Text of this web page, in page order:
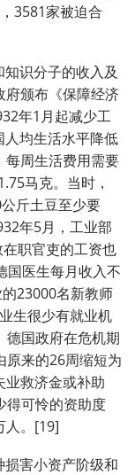
3581家被迫合
识分子的收入及
府颁布《保障经济
年1月起减少工
均生活水平降低
每周生活费用需要
马克。当时，
斤土豆至少要
年5月，工业部
职官吏的工资也
国医生每月收入不
23000名新教师
生很少有就业机
德国政府在危机期
原来的26周缩短为
业救济金或补助
得可怜的资助度
人。[19]
害小资产阶级和